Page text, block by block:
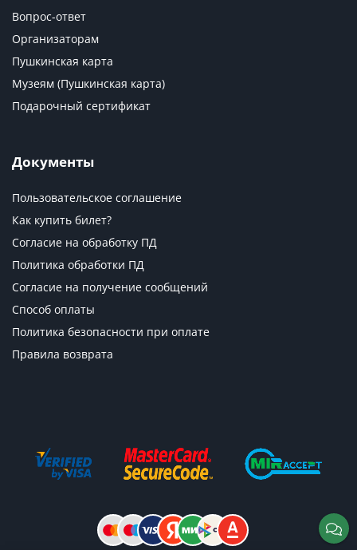
Вопрос-ответ
Организаторам
Пушкинская карта
Музеям (Пушкинская карта)
Подарочный сертификат
Документы
Пользовательское соглашение
Как купить билет?
Согласие на обработку ПД
Политика обработки ПД
Согласие на получение сообщений
Способ оплаты
Политика безопасности при оплате
Правила возврата